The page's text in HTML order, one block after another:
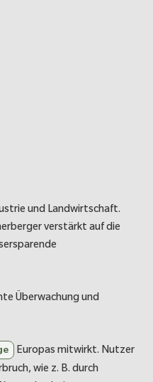
und Landwirtschaft.
verstärkt auf die
Überwachung und
Europas mitwirkt. Nutzer
wie z. B. durch